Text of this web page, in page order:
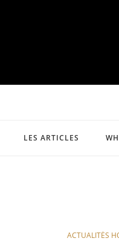
LES ARTICLES
ACTUALITÉS